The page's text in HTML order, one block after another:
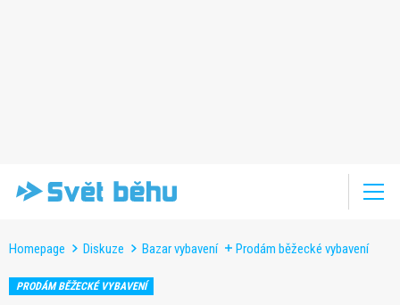
Homepage Diskuze Bazar vybavení Prodám běžecké vybavení
PRODÁM BĚŽECKÉ VYBAVENÍ